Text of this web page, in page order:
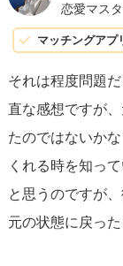
恋愛マス
マッチングアプ
それは程度問題
直な感想ですが
たのではないか
くれる時を知っ
と思うのですが
元の状態に戻っ